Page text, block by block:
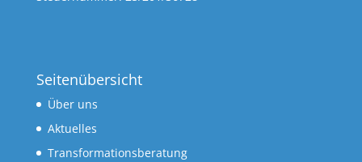
Seitenübersicht
Über uns
Aktuelles
Transformationsberatung